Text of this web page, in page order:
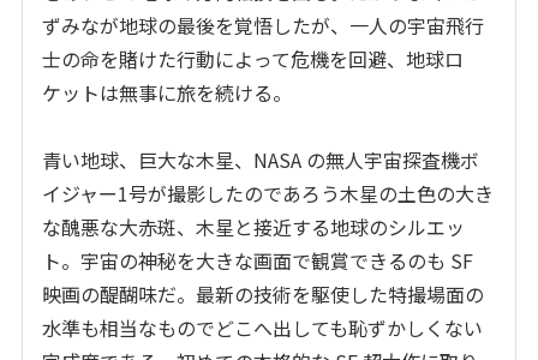
ずみなが地球の最後を覚悟したが、一人の宇宙飛行
士の命を賭けた行動によって危機を回避、地球ロ
ケットは無事に旅を続ける。
青い地球、巨大な木星、NASA の無人宇宙探査機ボ
イジャー1号が撮影したのであろう木星の土色の大き
な醜悪な大赤斑、木星と接近する地球のシルエッ
ト。宇宙の神秘を大きな画面で観賞できるのも SF
映画の醍醐味だ。最新の技術を駆使した特撮場面の
水準も相当なものでどこへ出しても恥ずかしくない